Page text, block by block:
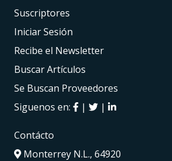
Suscriptores
Iniciar Sesión
Recibe el Newsletter
Buscar Artículos
Se Buscan Proveedores
Siguenos en:
| |
Contácto
Monterrey N.L., 64920